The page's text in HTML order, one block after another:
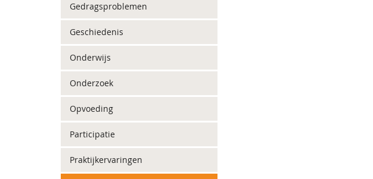
Gedragsproblemen
Geschiedenis
Onderwijs
Onderzoek
Opvoeding
Participatie
Praktijkervaringen